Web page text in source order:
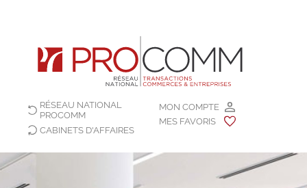
MON COMPTE
MES FAVORIS
RÉSEAU NATIONAL
PROCOMM
CABINETS D'AFFAIRES